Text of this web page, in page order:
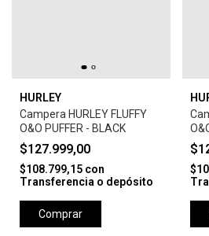
HURLEY
Campera HURLEY FLUFFY
O&O PUFFER - BLACK
$127.999,00
$108.799,15 con
Transferencia o depósito
Comprar